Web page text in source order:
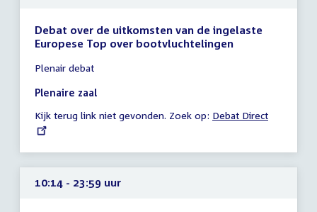
Debat over de uitkomsten van de ingelaste
Europese Top over bootvluchtelingen
vergadering
00:00
23:59
uur
Plenair debat
Plenaire zaal
Kijk terug link niet gevonden. Zoek op: External
Debat Direct
10:14 - 23:59 uur